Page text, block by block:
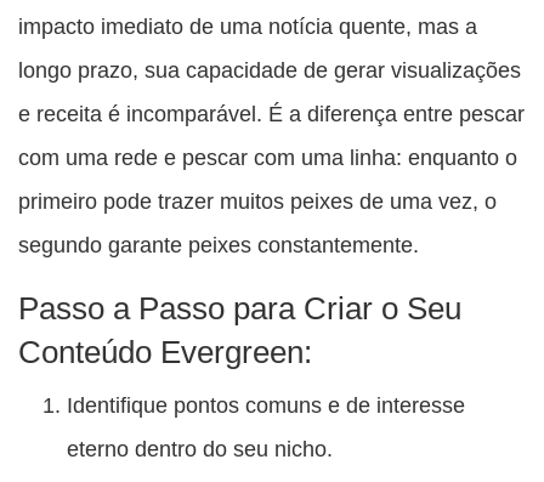
impacto imediato de uma notícia quente, mas a
longo prazo, sua capacidade de gerar visualizações
e receita é incomparável. É a diferença entre pescar
com uma rede e pescar com uma linha: enquanto o
primeiro pode trazer muitos peixes de uma vez, o
segundo garante peixes constantemente.
Passo a Passo para Criar o Seu
Conteúdo Evergreen:
Identifique pontos comuns e de interesse
eterno dentro do seu nicho.